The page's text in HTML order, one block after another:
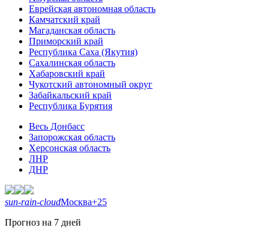
Еврейская автономная область
Камчатский край
Магаданская область
Приморский край
Республика Саха (Якутия)
Сахалинская область
Хабаровский край
Чукотский автономный округ
Забайкальский край
Республика Бурятия
Весь Донбасс
Запорожская область
Херсонская область
ЛНР
ДНР
sun-rain-cloudМосква+25
Прогноз на 7 дней